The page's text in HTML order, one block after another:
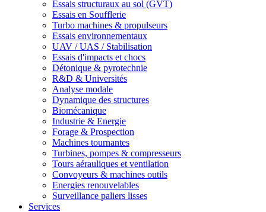
Essais structuraux au sol (GVT)
Essais en Soufflerie
Turbo machines & propulseurs
Essais environnementaux
UAV / UAS / Stabilisation
Essais d'impacts et chocs
Détonique & pyrotechnie
R&D & Universités
Analyse modale
Dynamique des structures
Biomécanique
Industrie & Energie
Forage & Prospection
Machines tournantes
Turbines, pompes & compresseurs
Tours aérauliques et ventilation
Convoyeurs & machines outils
Energies renouvelables
Surveillance paliers lisses
Services